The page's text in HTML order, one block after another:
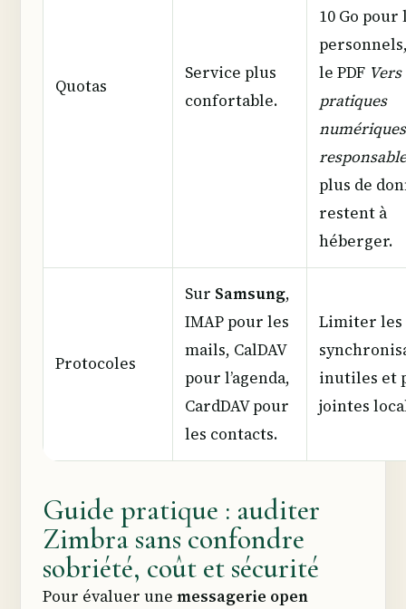
Quotas
Service plus
confortable.
10 Go pour
le PDF Vers
pratiques
plus de
restent à
héberger.
Protocoles
Sur Samsung,
IMAP pour les
mails, CalDAV
pour l’agenda,
CardDAV pour
les contacts.
Limiter les
inutiles et
jointes
Guide pratique : auditer
Zimbra sans confondre
sobriété, coût et sécurité
Pour évaluer une messagerie open